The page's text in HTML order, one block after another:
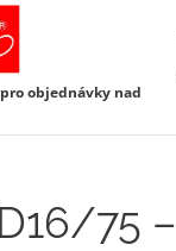
objednávky nad
75 –